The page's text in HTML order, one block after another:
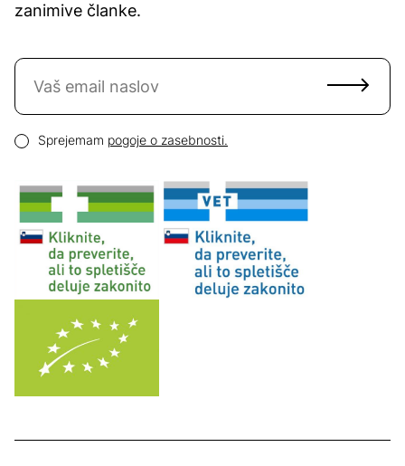
zanimive članke.
Naročite se na novice
Pogoji zasebnosti
Sprejemam pogoje o zasebnosti.